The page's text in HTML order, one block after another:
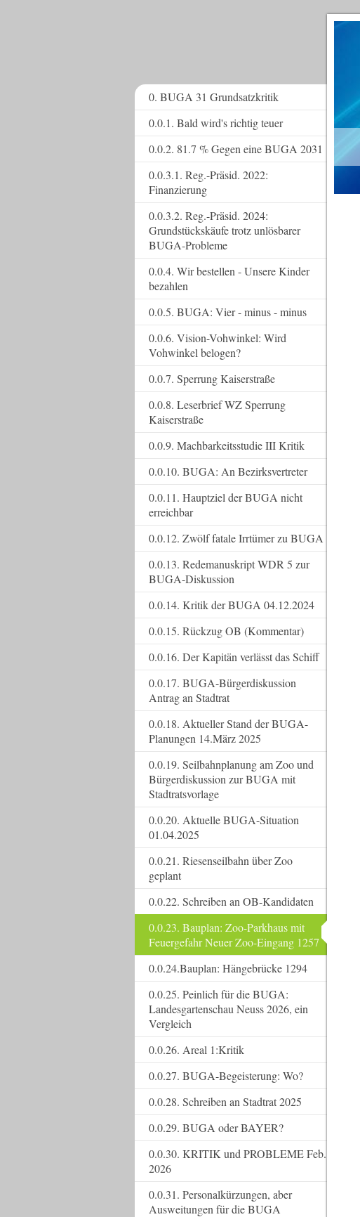
0. BUGA 31 Grundsatzkritik
0.0.1. Bald wird's richtig teuer
0.0.2. 81.7 % Gegen eine BUGA 2031
0.0.3.1. Reg.-Präsid. 2022:
Finanzierung
0.0.3.2. Reg.-Präsid. 2024:
Grundstückskäufe trotz unlösbarer
BUGA-Probleme
0.0.4. Wir bestellen - Unsere Kinder
bezahlen
0.0.5. BUGA: Vier - minus - minus
0.0.6. Vision-Vohwinkel: Wird
Vohwinkel belogen?
0.0.7. Sperrung Kaiserstraße
0.0.8. Leserbrief WZ Sperrung
Kaiserstraße
0.0.9. Machbarkeitsstudie III Kritik
0.0.10. BUGA: An Bezirksvertreter
0.0.11. Hauptziel der BUGA nicht
erreichbar
0.0.12. Zwölf fatale Irrtümer zu BUGA
0.0.13. Redemanuskript WDR 5 zur
BUGA-Diskussion
0.0.14. Kritik der BUGA 04.12.2024
0.0.15. Rückzug OB (Kommentar)
0.0.16. Der Kapitän verlässt das Schiff
0.0.17. BUGA-Bürgerdiskussion
Antrag an Stadtrat
0.0.18. Aktueller Stand der BUGA-
Planungen 14.März 2025
0.0.19. Seilbahnplanung am Zoo und
Bürgerdiskussion zur BUGA mit
Stadtratsvorlage
0.0.20. Aktuelle BUGA-Situation
01.04.2025
0.0.21. Riesenseilbahn über Zoo
geplant
0.0.22. Schreiben an OB-Kandidaten
0.0.23. Bauplan: Zoo-Parkhaus mit
Feuergefahr Neuer Zoo-Eingang 1257
0.0.24.Bauplan: Hängebrücke 1294
0.0.25. Peinlich für die BUGA:
Landesgartenschau Neuss 2026, ein
Vergleich
0.0.26. Areal 1:Kritik
0.0.27. BUGA-Begeisterung: Wo?
0.0.28. Schreiben an Stadtrat 2025
0.0.29. BUGA oder BAYER?
0.0.30. KRITIK und PROBLEME Feb.
2026
0.0.31. Personalkürzungen, aber
Ausweitungen für die BUGA